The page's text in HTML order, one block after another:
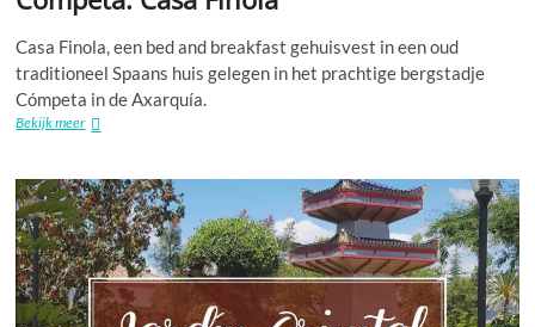
Casa Finola, een bed and breakfast gehuisvest in een oud
traditioneel Spaans huis gelegen in het prachtige bergstadje
Cómpeta in de Axarquía.
Bekijk meerCómpeta: